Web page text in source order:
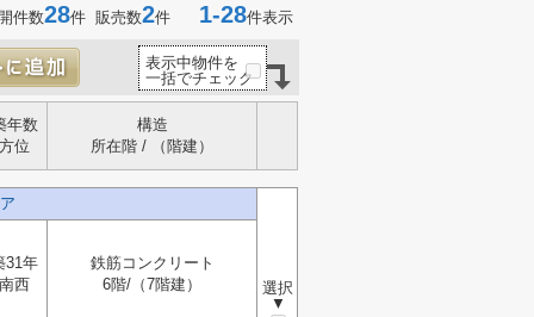
件数28件 販売数2件 1-28件表示
表示中物件を
一括でチェック
年数
方位
構造
所在階 / （階建）
選択
▼
31年
南西
鉄筋コンクリート
6階/（7階建）